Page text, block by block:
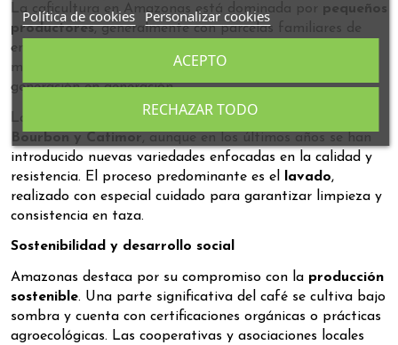
La caficultura en Amazonas está dominada por pequeños
productores, generalmente con parcelas familiares de
entre 1 y 3 hectáreas. El trabajo es mayoritariamente
manual, con una fuerte tradición agrícola transmitida de
generación en generación.
Las variedades más comunes incluyen
Bourbon y Catimor, aunque en los últimos años se han
introducido nuevas variedades enfocadas en la calidad y
resistencia. El proceso predominante es el
lavado,
realizado con especial cuidado para garantizar limpieza y
consistencia en taza.
Sostenibilidad y desarrollo social
Amazonas destaca por su compromiso con la producción
sostenible. Una parte significativa del café se cultiva bajo
sombra y cuenta con certificaciones orgánicas o prácticas
agroecológicas. Las cooperativas y asociaciones locales
Política de cookies Personalizar cookies
RECHAZAR TODO
ACEPTO